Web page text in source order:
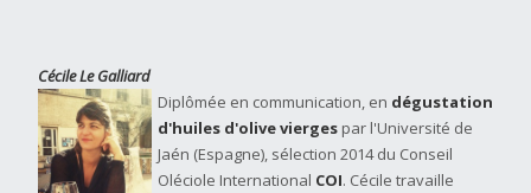
Cécile Le Galliard
Diplômée en communication, en dégustation
d'huiles d'olive vierges par l'Université de
Jaén (Espagne), sélection 2014 du Conseil
Oléciole International COI. Cécile travaille